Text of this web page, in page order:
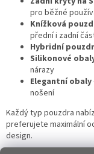
pro běžné
Knížková
přední i zadní
Hybridní
Silikonové
nárazy
Elegantní obaly
nošení
Každý typ pouzdra
preferujete maximální
design.